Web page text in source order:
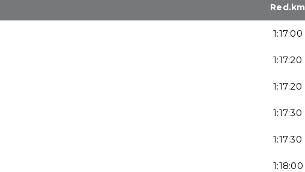
Red.km
1:17:00
1:17:20
1:17:20
1:17:30
1:17:30
1:18:00